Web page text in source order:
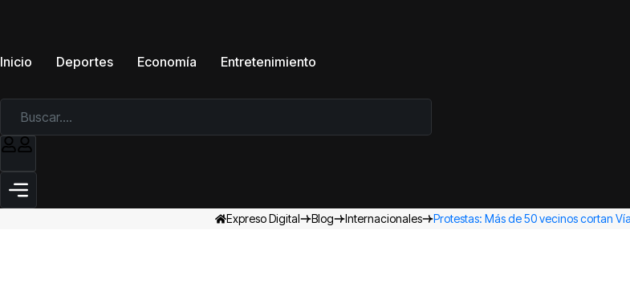
Inicio Deportes Economía Entretenimiento
Expreso Digital Blog Internacionales Protestas: Más de 50 vecinos cortan